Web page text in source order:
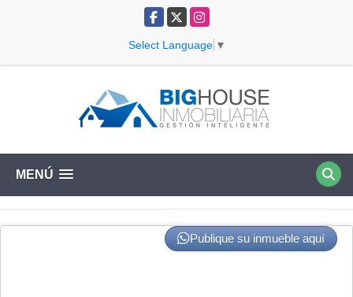
Publique su inmueble aquí
Facebook
X Instagram
Select Language ▼
MENÚ